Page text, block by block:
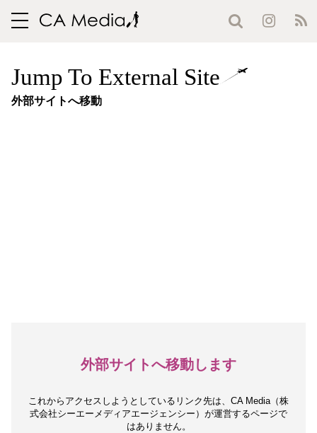
toggle
Jump To External Site
外部サイトへ移動
外部サイトへ移動します
これからアクセスしようとしているリンク先は、 CA Media（株
式会社シーエーメディアエージェンシー）が運営するページで
はありません。